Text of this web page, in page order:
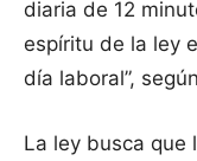
diaria de 12
espíritu de la ley
día laboral”,
La ley busca que